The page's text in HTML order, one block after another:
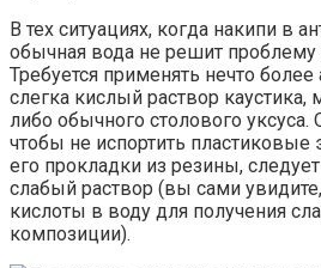
В тех ситуациях, когда накипи в
обычная вода не решит проблему
Требуется применять нечто
слегка кислый раствор каустика,
либо обычного столового уксуса.
чтобы не испортить пластиковые
его прокладки из резины,
слабый раствор (вы сами
кислоты в воду для получения
композиции).